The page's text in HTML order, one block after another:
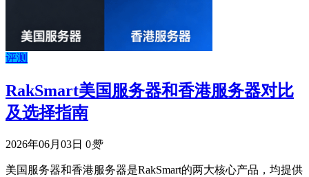
评测
RakSmart美国服务器和香港服务器对比
及选择指南
2026年06月03日 0赞
美国服务器和香港服务器是RakSmart的两大核心产品，均提供